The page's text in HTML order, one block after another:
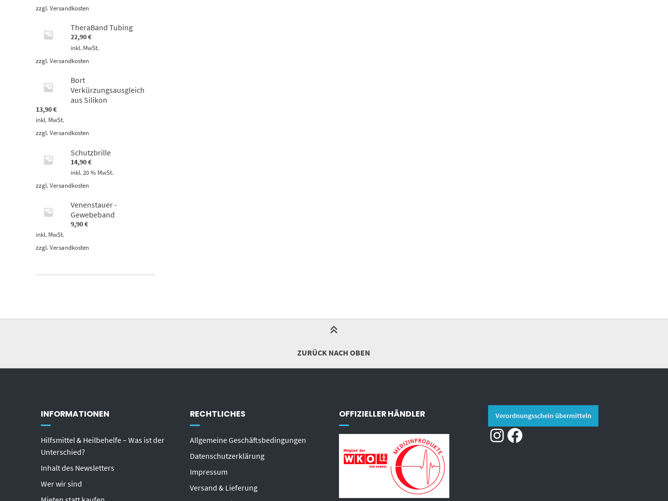
zzgl.Versandkosten
TheraBand Tubing
22,90€
inkl. MwSt.
zzgl.Versandkosten
Bort
Verkürzungsausgleich
aus Silikon
13,90€
inkl. MwSt.
zzgl.Versandkosten
Schutzbrille
14,90€
inkl. 20 % MwSt.
zzgl.Versandkosten
Venenstauer -
Gewebeband
9,90€
inkl. MwSt.
zzgl.Versandkosten
ZURÜCK NACH OBEN
INFORMATIONEN
Hilfsmittel & Heilbehelfe – Was ist der
Unterschied?
Inhalt des Newsletters
Wer wir sind
RECHTLICHES
Allgemeine Geschäftsbedingungen
Datenschutzerklärung
Impressum
Versand & Lieferung
OFFIZIELLER HÄNDLER Verordnungsschein übermitteln
InstagramFacebook